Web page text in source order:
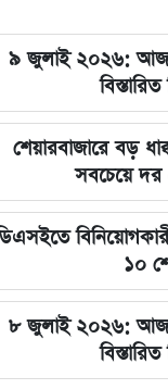
সৌদি আরবের সাথে
সম্পর্ক চান
মার্কিন অর্থনীতি ও
অপেক্ষায়
শেখ হাসিনার
সম্পৃক্ততা নেই
সিট দখল ঘিরে
শিবির
মঙ্গলবারের পাঁচ
৯ জুলাই ২০২৬:
শেয়ারবাজারে বড়
সবচেয়ে
১০
৮ জুলাই ২০২৬: